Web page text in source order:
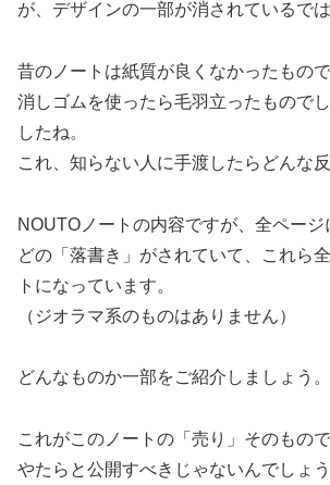
が、デザインの一部が消されているで
昔のノートは紙質が良くなかったもの
消しゴムを使ったら毛羽立ったもので
したね。
これ、知らない人に手渡したらどんな
NOUTOノートの内容ですが、全ページ
どの「落書き」がされていて、これら
トになっています。
（ジオラマ系のものはありません）
どんなものか一部をご紹介しましょう。
これがこのノートの「売り」そのもの
やたらと公開すべきじゃないんでしょ